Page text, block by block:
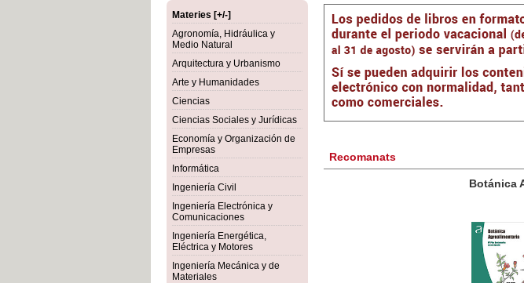
Materies [+/-]
Agronomía, Hidráulica y
Medio Natural
Arquitectura y Urbanismo
Arte y Humanidades
Ciencias
Ciencias Sociales y Jurídicas
Economía y Organización de
Empresas
Informática
Ingeniería Civil
Ingeniería Electrónica y
Comunicaciones
Ingeniería Energética,
Eléctrica y Motores
Ingeniería Mecánica y de
Materiales
Recomanats
35,00 €
IVA INCLÒS